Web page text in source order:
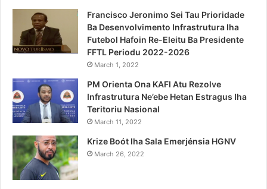
Francisco Jeronimo Sei Tau Prioridade
Ba Desenvolvimento Infrastrutura Iha
Futebol Hafoin Re-Eleitu Ba Presidente
FFTL Periodu 2022-2026
March 1, 2022
PM Orienta Ona KAFI Atu Rezolve
Infrastrutura Ne’ebe Hetan Estragus Iha
Teritoriu Nasional
March 11, 2022
Krize Boót Iha Sala Emerjénsia HGNV
March 26, 2022